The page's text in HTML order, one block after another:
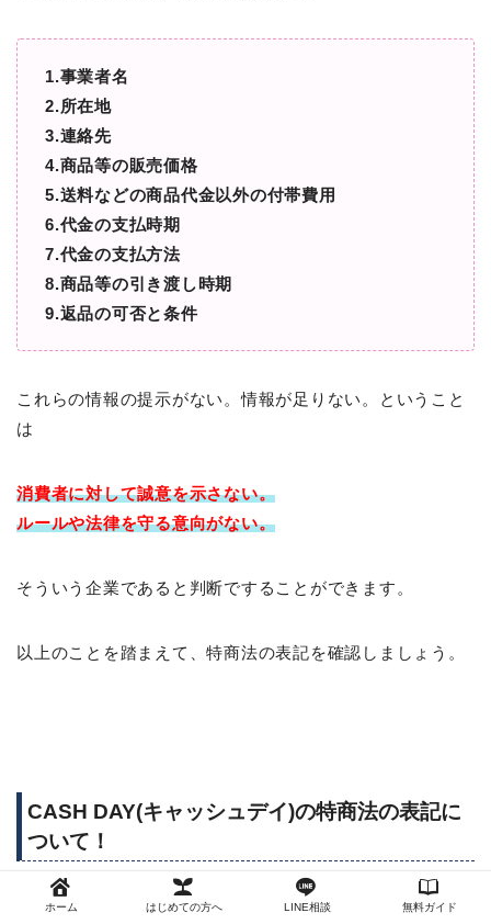
1.事業者名
2.所在地
3.連絡先
4.商品等の販売価格
5.送料などの商品代金以外の付帯費用
6.代金の支払時期
7.代金の支払方法
8.商品等の引き渡し時期
9.返品の可否と条件
これらの情報の提示がない。情報が足りない。ということ
は
消費者に対して誠意を示さない。
ルールや法律を守る意向がない。
そういう企業であると判断ですることができます。
以上のことを踏まえて、特商法の表記を確認しましょう。
CASH DAY(キャッシュデイ)の特商法の表記に
ついて！
CASH DAY(キャッシュデイ)
の特商法について確認しまし
ホーム はじめての方へ LINE相談 無料ガイド